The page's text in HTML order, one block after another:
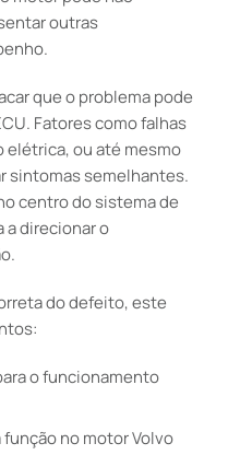
outras
que o problema pode
Fatores como falhas
elétrica, ou até mesmo
sintomas semelhantes.
centro do sistema de
direcionar o
do defeito, este
o funcionamento
função no motor Volvo